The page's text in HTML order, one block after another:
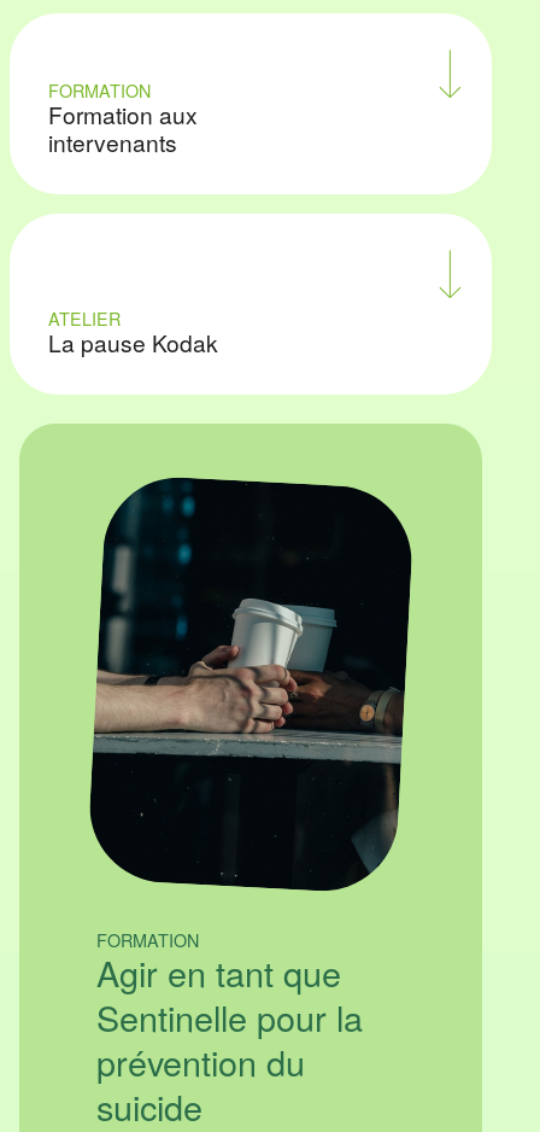
FORMATION
Formation aux
intervenants
ATELIER
La pause Kodak
FORMATION
Agir en tant que
Sentinelle pour la
prévention du
suicide